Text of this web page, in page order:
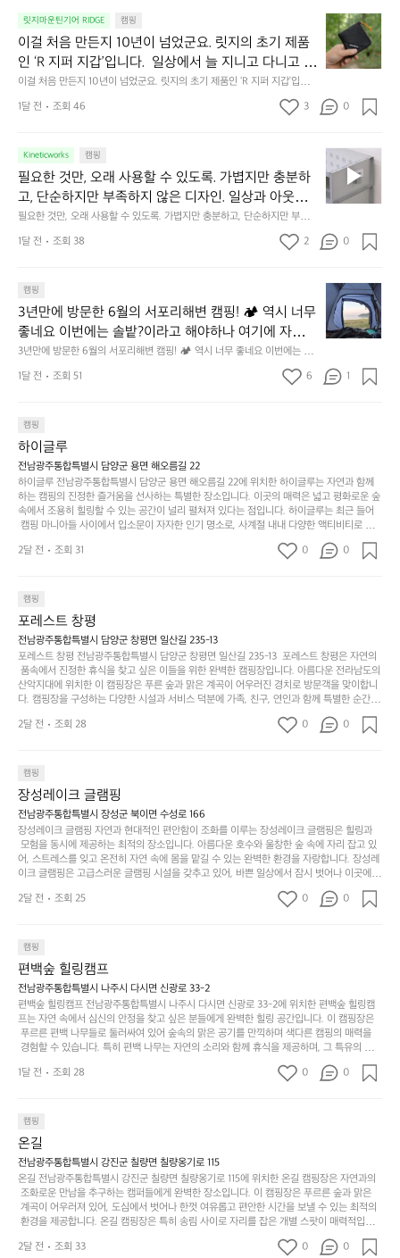
의
휴
식
에
도
이
중
인
차
안
서
도
구
나
잠
에
기
까
이
걸
리
는
순
다.
그
럴
때
는
차
을
가
려
보
세
요.
튼
을
조
용
히
o
l
a
t
☺️
미
니
미
멀
👌🏼
릿지마운틴기어 RIDGE 캠핑
이걸 처음 만든지 10년이 넘었군요. 릿지의 초기 제품
인 ‘R 지퍼 지갑’입니다.  일상에서 늘 지니고 다니고 싶
어지는 물건에는 크기, 무게, 형태, 색감 사이의 아주 미
묘한 밸런스가 존재합니다.  예를 들자면 일에 집중하
느라 책상 위 가장자리에 대충 걸쳐 놓아도 시야에 걸
는 균형감에서 출발했습니다.  그중에서도 슬림함에 철
저히 집착했습니다. 튼튼한 내구도와 넉넉한 수납력을
해치치 않는 선에서, 가장 가볍고 얇게 설계했습니다.
이 디자인과 사용감은, 꼭 직접 손으로 만져보며 경험
해 보시기를 바랍니다.
이걸 처음 만든지 10년이 넘었군요. 릿지의 초기 제품인 ‘R 지퍼 지갑’입니
다.  일상에서 늘 지니고 다니고 싶어지는 물건에는 크기, 무게, 형태, 색감
사이의 아주 미묘한 밸런스가 존재합니다.  예를 들자면 일에 집중하느라 책
철저히 집착했습니다. 튼튼한 내구도와 넉넉한 수납력을 해치치 않는 선에
서, 가장 가볍고 얇게 설계했습니다.  이 디자인과 사용감은, 꼭 직접 손으로
만져보며 경험해 보시기를 바랍니다.
이
걸
처
음
든
0
년
이
넘
군
지
의
초
기
품
갑’입
니
다.
일
상
에
고
다
니
고
싶
어
는
크
기,
무
게,
이
의
아
주
미
가
존
재
합
니
1달 전 조회 46 3 0
Kineticworks 캠핑
필요한 것만, 오래 사용할 수 있도록. 가볍지만 충분하
고, 단순하지만 부족하지 않은 디자인. 일상과 아웃도
어의 경계를 자연스럽게 이어주는 RIDGE MOUNTAIN
GEAR. 키네틱웍스에서 만나보세요.
필요한 것만, 오래 사용할 수 있도록. 가볍지만 충분하고, 단순하지만 부족하
지 않은 디자인. 일상과 아웃도어의 경계를 자연스럽게 이어주는 RIDGE M
OUNTAIN GEAR. 키네틱웍스에서 만나보세요.
필
요
한
것
오
용
할
수
있
록.
분
하
고,
단
순
하
하
지
않
은
디
자
웃
도
어
의
경
럽
게
이
어
주
E
M
O
U
N
1달 전 조회 38 2 0
캠핑
3년만에 방문한 6월의 서포리해변 캠핑! 🏕 역시 너무
좋네요 이번에는 솔밭?이라고 해야하나 여기에 자리를
잡았는데 정말 시원하고 경치도 좋네요  서해치고 물도
맑은편, 아이들도 놀기 좋고 1박 2일은 넘 짧게 느껴지
네요  .1박 1동 1만원 (수금은 7시쯤, 동네에서 관리) .수
바로 화장실있음 .5분거리 cu .2분거리 음식점  항구에
서부터 해변까지 버스도 다니네요 ㅎㅎㅎ 아이들 엄청
좋아하네요 점심쯤도착해서 철수할때까지 물놀이 3
타임이나 했네요 ⛱️
3년만에 방문한 6월의 서포리해변 캠핑! 🏕 역시 너무 좋네요 이번에는 솔
밭?이라고 해야하나 여기에 자리를 잡았는데 정말 시원하고 경치도 좋네요
서해치고 물도 맑은편, 아이들도 놀기 좋고 1박 2일은 넘 짧게 느껴지네요  .
항구에서부터 해변까지 버스도 다니네요 ㅎㅎㅎ 아이들 엄청 좋아하네요 점
심쯤도착해서 철수할때까지 물놀이 3타임이나 했네요 ⛱️
년
만
에
문
포
리
해
변
캠
핑!
무
좋
네
요
이
이
라
고
해
야
하
리
를
잡
았
는
하
고
경
치
도
1달 전 조회 51 6 1
캠핑
하이글루
전남광주통합특별시 담양군 용면 해오름길 22
하이글루 전남광주통합특별시 담양군 용면 해오름길 22에 위치한 하이글루는 자연과 함께
하는 캠핑의 진정한 즐거움을 선사하는 특별한 장소입니다. 이곳의 매력은 넓고 평화로운 숲
속에서 조용히 힐링할 수 있는 공간이 널리 펼쳐져 있다는 점입니다. 하이글루는 최근 들어
캠핑 마니아들 사이에서 입소문이 자자한 인기 명소로, 사계절 내내 다양한 액티비티로 방
문객들을 맞이합니다. 특히, 하이글루의 독특한 시설인 글램핑 텐트는 고객들에게 아늑한 잠
자리를 제공하며, 캠핑의 매력을 한층 더해 줍니다. 밖에서는 자연의 소리를 들으며, 내부에
함께 좋은 시간을 보낼 수 있다는 것입니다. 또한, 하이글루 인근에는 다양한 트레킹 코스와
자전거 도로가 있어 아웃도어 활동을 좋아하는 이들에게 더욱 참조할 만한 장소가 됩니다.
담양의 아름다운 자연과 함께, 건강한 레저 활동을 즐기며 행복한 캠핑 경험을 쌓으실 수 있
습니다. 하이글루에서 특별한 순간을 만끽해보세요. 따뜻한 햇살과 함께하는 아침, 상징적인
담양의 죽녹원과 함께 어우러진 저녁, 그리고 고요한 밤하늘 아래에서 별을 바라보며 나누는
이야기들은 여러분의 캠핑 여행을 더욱 특별하게 만들어 줄 것입니다.  인기 정도: ★★★★
★
2달 전 조회 31 0 0
캠핑
포레스트 창평
전남광주통합특별시 담양군 창평면 일산길 235-13
포레스트 창평 전남광주통합특별시 담양군 창평면 일산길 235-13  포레스트 창평은 자연의
품속에서 진정한 휴식을 찾고 싶은 이들을 위한 완벽한 캠핑장입니다. 아름다운 전라남도의
산악지대에 위치한 이 캠핑장은 푸른 숲과 맑은 계곡이 어우러진 경치로 방문객을 맞이합니
다. 캠핑장을 구성하는 다양한 시설과 서비스 덕분에 가족, 친구, 연인과 함께 특별한 순간을
만들어갈 수 있는 최적의 공간이 됩니다.  포레스트 창평은 주말마다 직접 재배한 신선한 농
산물을 제공하는 캠핑장으로, 현지에서만 느낄 수 있는 자연의 맛을 경험할 수 있습니다. 또
으며 깊은 숙면을 취할 수 있는 기회를 제공합니다.  이곳은 자연과의 완벽한 조화를 이루며,
다채로운 야외 활동을 제공합니다. 특히 어린이들은 안전하게 놀 수 있는 놀이시설이 마련
되어 있어 부모님들과 함께 즐거운 시간을 보낼 수 있습니다. 주변의 다양한 관광지와 먹거
리를 탐험하는 재미도 포레스트 창평의 매력 중 하나입니다.  또한, 캠핑장을 방문한 후 지속
적으로 재방문하는 이들이 많아 인기가 날로 상승하고 있습니다. 포레스트 창평은 단순한 캠
핑 그 이상을 제공하며, 자연을 사랑하는 모든 이들에게 꼭 한번 경험해봐야 할 장소로 자리
잡았습니다.  인기 정도: ★★★★★
2달 전 조회 28 0 0
캠핑
장성레이크 글램핑
전남광주통합특별시 장성군 북이면 수성로 166
장성레이크 글램핑 자연과 현대적인 편안함이 조화를 이루는 장성레이크 글램핑은 힐링과
모험을 동시에 제공하는 최적의 장소입니다. 아름다운 호수와 울창한 숲 속에 자리 잡고 있
어, 스트레스를 잊고 온전히 자연 속에 몸을 맡길 수 있는 완벽한 환경을 자랑합니다. 장성레
이크 글램핑은 고급스러운 글램핑 시설을 갖추고 있어, 바쁜 일상에서 잠시 벗어나 이곳에
오면 사치스러운 휴식이 가능해집니다. 독립된 텐트에서 제공되는 특별한 불멍 공간은 소중
한 사람과 함께 따뜻한 이야기를 나눌 수 있는 소중한 시간을 만들어 줍니다. 또한, 주변의 자
을 창출하는 시간이 될 것입니다. 특히 식사를 좋아하는 분들에게는 매주 특별한 바비큐 파
티와 지역에서 나는 신선한 재료로 만든 다양한 요리를 제공하여 미각을 만족시켜 줍니다.
장성레이크 글램핑은 그 아름다운 경관과 최고 품질의 시설 덕분에 최근 몇 년 사이에 특히
주목받고 있는 캠핑장 중 하나입니다. 주말이면 방문객이 가득해 예약이 빠르게 차는 만큼
미리 일정을 계획하시는 것이 좋습니다. 나만의 프라이빗한 공간에서 가족 및 사랑하는 사
람들과 함께하세요. 당신의 대자연 속 힐링을 기다리는 장성레이크 글램핑은 언젠가 반드시
방문해봐야 할 명소로 자리매김하였습니다. 인기 정도: ★★★★★
2달 전 조회 25 0 0
캠핑
편백숲 힐링캠프
전남광주통합특별시 나주시 다시면 신광로 33-2
편백숲 힐링캠프 전남광주통합특별시 나주시 다시면 신광로 33-2에 위치한 편백숲 힐링캠
프는 자연 속에서 심신의 안정을 찾고 싶은 분들에게 완벽한 힐링 공간입니다. 이 캠핑장은
푸르른 편백 나무들로 둘러싸여 있어 숲속의 맑은 공기를 만끽하며 색다른 캠핑의 매력을
경험할 수 있습니다. 특히 편백 나무는 자연의 소리와 함께 휴식을 제공하며, 그 특유의 아로
마향이 심리적 안정감을 가져다줍니다. 이곳에서 아침 햇살을 맞으며 조용한 숲속에서의 커
피 한 잔은 그 어떤 도시의 카페에서 느끼기 힘든 특별함을 선사합니다. 편백숲 힐링캠프는
즐길 수 있는 기회도 많은데, 자전거를 타거나 숲속을 거닐며 다양한 생태계를 체험해보는
것도 일상의 스트레스를 잊게 해줍니다. 또한, 캠프파이어를 즐기며 별빛 아래서 시간을 보
내는 것은 일상에서 벗어나 새로운 여유를 찾는 방법입니다. 운영자는 항상 방문객의 편안함
과 안전을 최우선으로 생각하고 있으며, 깨끗하고 잘 관리된 시설을 자랑합니다. 가족들이
함께하는 모닥불 구이 파티나 친구들과의 캠핑 퀴즈도 놓칠 수 없는 재미가 됩니다. 자연과
의 조화 속에서 힐링할 수 있는 편백숲 힐링캠프는 현대인의 바쁜 일상에서 벗어나 소중한
시간을 가지고 싶은 분들에게 특히 추천드립니다. 지금 바로 나주로 떠나 여유로움과 행복
이 가득한 캠핑을 경험해보세요! 인기 정도: ★★★★☆
1달 전 조회 28 0 0
캠핑
온길
전남광주통합특별시 강진군 칠량면 칠량옹기로 115
온길 전남광주통합특별시 강진군 칠량면 칠량옹기로 115에 위치한 온길 캠핑장은 자연과의
조화로운 만남을 추구하는 캠퍼들에게 완벽한 장소입니다. 이 캠핑장은 푸르른 숲과 맑은
계곡이 어우러져 있어, 도심에서 벗어나 한껏 여유롭고 편안한 시간을 보낼 수 있는 최적의
환경을 제공합니다. 온길 캠핑장은 특히 송림 사이로 자리를 잡은 개별 스팟이 매력적입니
다. 각 사이트마다 적당한 간격이 유지되어 있어 프라이빗한 캠핑을 선호하는 분들에게는 더
없이 좋은 선택이지요. 숲속에서의 고요한 밤, 별빛 아래서의 캠핑은 마치 동화 속에 들어온
2달 전 조회 33 0 0